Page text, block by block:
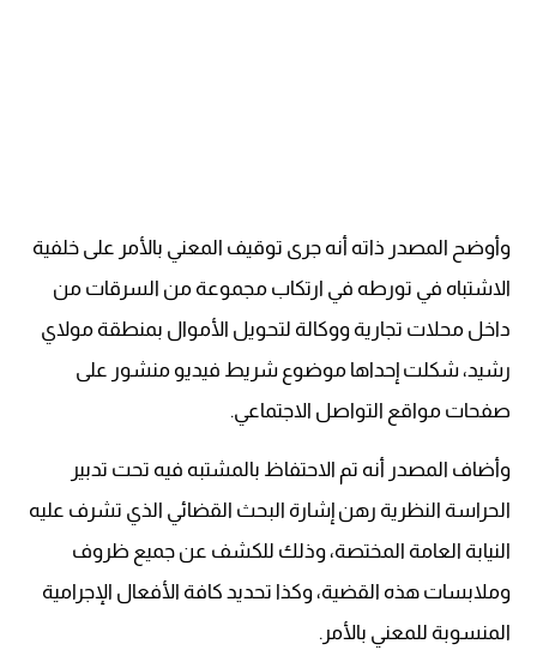
وأوضح المصدر ذاته أنه جرى توقيف المعني بالأمر على خلفية
الاشتباه في تورطه في ارتكاب مجموعة من السرقات من
داخل محلات تجارية ووكالة لتحويل الأموال بمنطقة مولاي
رشيد، شكلت إحداها موضوع شريط فيديو منشور على
صفحات مواقع التواصل الاجتماعي.
وأضاف المصدر أنه تم الاحتفاظ بالمشتبه فيه تحت تدبير
الحراسة النظرية رهن إشارة البحث القضائي الذي تشرف عليه
النيابة العامة المختصة، وذلك للكشف عن جميع ظروف
وملابسات هذه القضية، وكذا تحديد كافة الأفعال الإجرامية
المنسوبة للمعني بالأمر.